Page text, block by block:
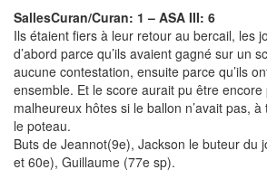
SallesCuran/Curan: 1 – ASA III: 6
Ils étaient fiers à leur retour au bercail, les
d’abord parce qu’ils avaient gagné sur un
aucune contestation, ensuite parce qu’ils
ensemble. Et le score aurait pu être
malheureux hôtes si le ballon n’avait pas,
le poteau.
Buts de Jeannot(9e), Jackson le buteur du
et 60e), Guillaume (77e sp).